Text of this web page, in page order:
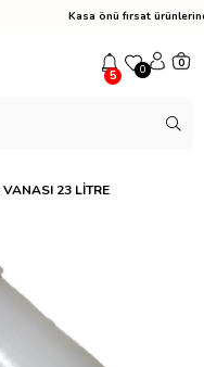
Kasa önü fırsat
5 0 0
23 LITRE